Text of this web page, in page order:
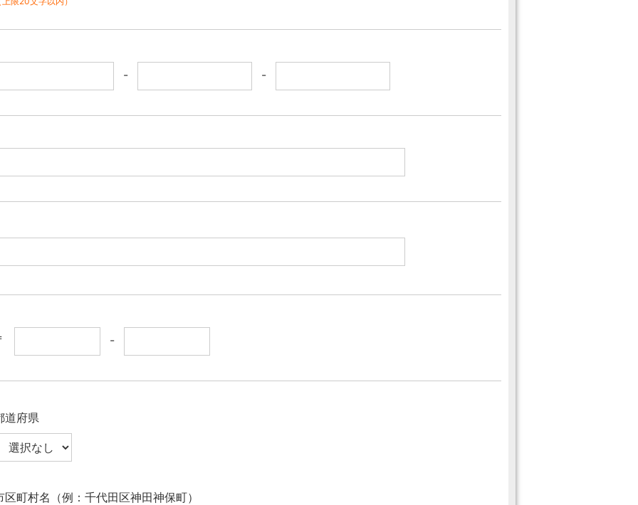
- -
-
道府県
区町村名（例：千代田区神田神保町）